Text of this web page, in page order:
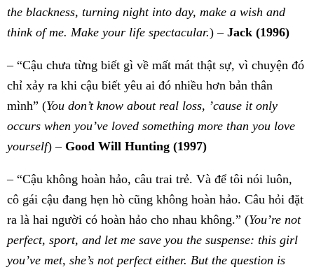
the blackness, turning night into day, make a wish and
think of me. Make your life spectacular.) – Jack (1996)
– “Cậu chưa từng biết gì về mất mát thật sự, vì chuyện đó
chỉ xảy ra khi cậu biết yêu ai đó nhiều hơn bản thân
mình” (You don’t know about real loss, ’cause it only
occurs when you’ve loved something more than you love
yourself) – Good Will Hunting (1997)
– “Cậu không hoàn hảo, câu trai trẻ. Và để tôi nói luôn,
cô gái cậu đang hẹn hò cũng không hoàn hảo. Câu hỏi đặt
ra là hai người có hoàn hảo cho nhau không.” (You’re not
perfect, sport, and let me save you the suspense: this girl
you’ve met, she’s not perfect either. But the question is